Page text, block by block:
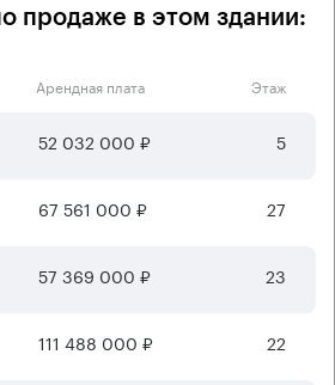
продаже в этом здании:
Арендная плата Этаж
52 032 000 ₽ 5
67 561 000 ₽ 27
57 369 000 ₽ 23
111 488 000 ₽ 22